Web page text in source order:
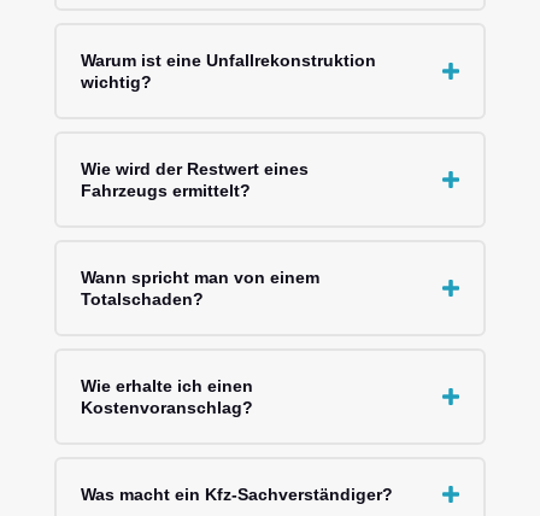
Warum ist eine Unfallrekonstruktion
wichtig?
Wie wird der Restwert eines
Fahrzeugs ermittelt?
Wann spricht man von einem
Totalschaden?
Wie erhalte ich einen
Kostenvoranschlag?
Was macht ein Kfz-Sachverständiger?